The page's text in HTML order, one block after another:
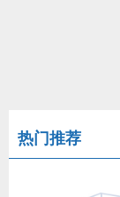
热门推荐